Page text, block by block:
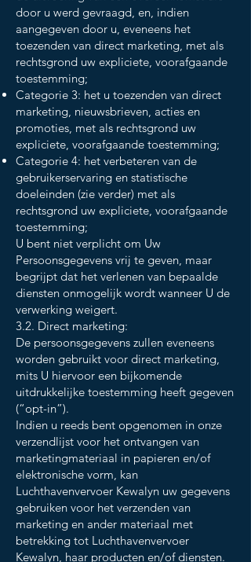
door u werd gevraagd, en, indien
aangegeven door u, eveneens het
toezenden van direct marketing, met als
rechtsgrond uw expliciete, voorafgaande
toestemming;
Categorie 3: het u toezenden van direct
marketing, nieuwsbrieven, acties en
promoties, met als rechtsgrond uw
expliciete, voorafgaande toestemming;
Categorie 4: het verbeteren van de
gebruikerservaring en statistische
doeleinden (zie verder) met als
rechtsgrond uw expliciete, voorafgaande
toestemming;
U bent niet verplicht om Uw
Persoonsgegevens vrij te geven, maar
begrijpt dat het verlenen van bepaalde
diensten onmogelijk wordt wanneer U de
verwerking weigert.
3.2. Direct marketing:
De persoonsgegevens zullen eveneens
worden gebruikt voor direct marketing,
mits U hiervoor een bijkomende
uitdrukkelijke toestemming heeft gegeven
(“opt-in”).
Indien u reeds bent opgenomen in onze
verzendlijst voor het ontvangen van
marketingmateriaal in papieren en/of
elektronische vorm, kan
Luchthavenvervoer Kewalyn uw gegevens
gebruiken voor het verzenden van
marketing en ander materiaal met
betrekking tot Luchthavenvervoer
Kewalyn, haar producten en/of diensten.